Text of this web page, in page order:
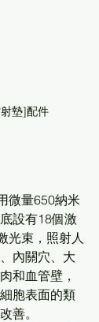
墊]配件
微量650納米
設有18個激
光束，照射人
內關穴、大
和血管壁，
胞表面的類
善。